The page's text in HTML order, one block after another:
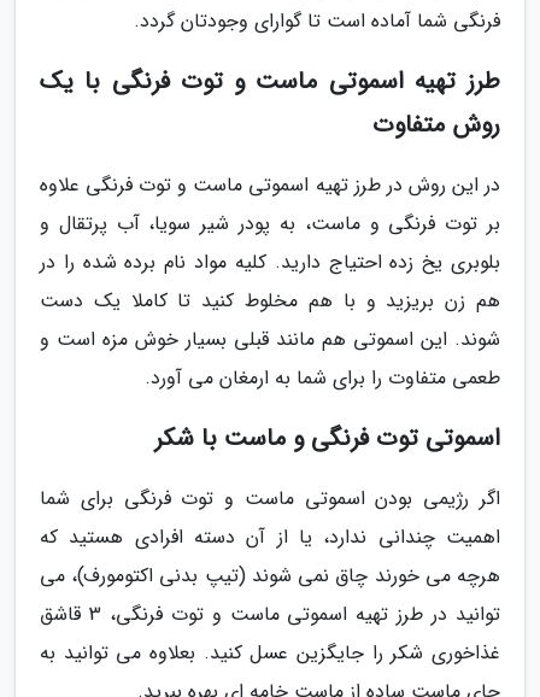
فرنگی شما آماده است تا گوارای وجودتان گردد.
طرز تهیه اسموتی ماست و توت فرنگی با یک
روش متفاوت
در این روش در طرز تهیه اسموتی ماست و توت فرنگی علاوه
بر توت فرنگی و ماست، به پودر شیر سویا، آب پرتقال و
بلوبری یخ زده احتیاج دارید. کلیه مواد نام برده شده را در
هم زن بریزید و با هم مخلوط کنید تا کاملا یک دست
شوند. این اسموتی هم مانند قبلی بسیار خوش مزه است و
طعمی متفاوت را برای شما به ارمغان می آورد.
اسموتی توت فرنگی و ماست با شکر
اگر رژیمی بودن اسموتی ماست و توت فرنگی برای شما
اهمیت چندانی ندارد، یا از آن دسته افرادی هستید که
هرچه می خورند چاق نمی شوند (تیپ بدنی اکتومورف)، می
توانید در طرز تهیه اسموتی ماست و توت فرنگی، 3 قاشق
غذاخوری شکر را جایگزین عسل کنید. بعلاوه می توانید به